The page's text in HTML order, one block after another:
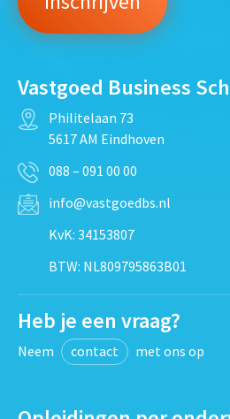
Vastgoed Business
Philitelaan 73
5617 AM Eindhoven
088 – 091 00 00
info@vastgoedbs.nl
KvK: 34153807
BTW: NL809795863B01
Heb je een vraag?
Neem contact met ons op